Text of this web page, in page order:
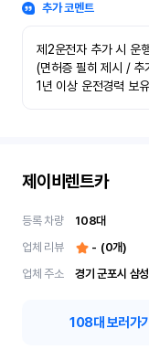
추가 코멘트
제2운전자 추가 시 운
(면허증 필히 제시 / 추
1년 이상 운전경력 보
제이비렌트카
등록 차량 108대
업체 리뷰
- (0개)
업체 주소
108대 보러가기